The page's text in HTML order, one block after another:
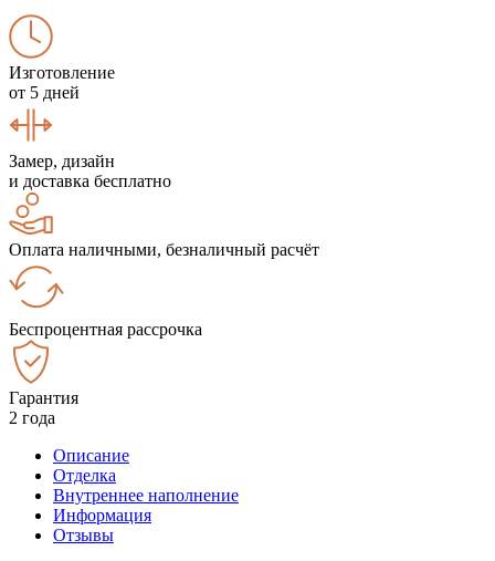
Изготовление
от 5 дней
Замер, дизайн
и доставка бесплатно
Оплата наличными, безналичный расчёт
Беспроцентная рассрочка
Гарантия
2 года
Описание
Отделка
Внутреннее наполнение
Информация
Отзывы